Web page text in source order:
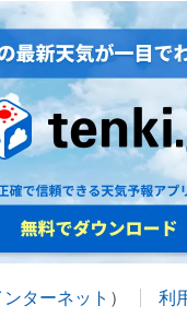
ターネット ） 利